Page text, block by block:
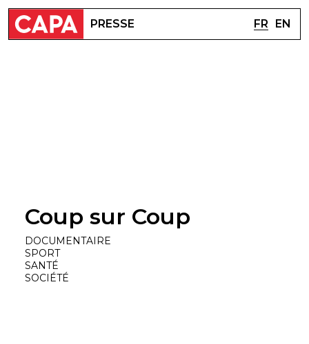
PRESSE FR EN
Coup sur Coup
DOCUMENTAIRE
SPORT
SANTÉ
SOCIÉTÉ